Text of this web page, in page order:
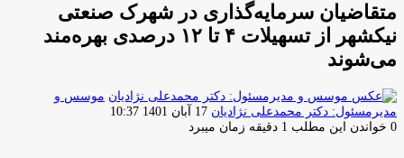
متقاضیان سرمایه‌گذاری در شهرک صنعتی
نیکشهر از تسهیلات ۴ تا ۱۲ درصدی بهره‌مند
می‌شوند
موسس و
مدیرمسئول: دکتر محمدعلی نژادیان ارسال
ایمیل
17 آبان 1401 10:37
0 خواندن این مطلب 1 دقیقه زمان میبرد